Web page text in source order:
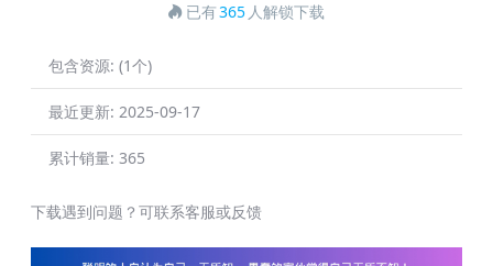
已有365 人解锁下载
包含资源: (1个)
最近更新: 2025-09-17
累计销量: 365
下载遇到问题？可联系客服或反馈